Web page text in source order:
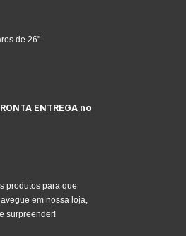
de 26"
ENTREGA no
produtos para que
em nossa loja,
surpreender!